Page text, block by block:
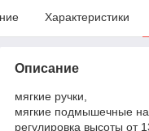
Характеристики
Описание
мягкие ручки,
мягкие подмышечные
регулировка высоты от